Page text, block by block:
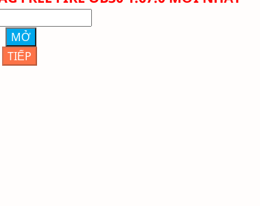
MỞ
TIẾP